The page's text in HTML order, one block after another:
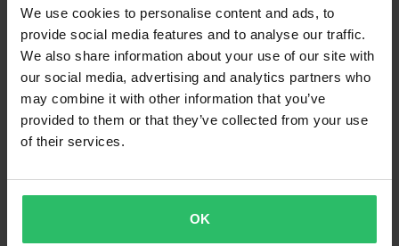
We use cookies to personalise content and ads, to
provide social media features and to analyse our traffic.
We also share information about your use of our site with
our social media, advertising and analytics partners who
may combine it with other information that you’ve
provided to them or that they’ve collected from your use
of their services.
OK
77 €
1 Arvostelut
Aluskerrospaita SIXS TS2L BT
Pitkähihainen Carbon White
72 €
1 Arvostelut
Aluskerrospaita SIXS TS3 V2 4
Huippuhinta! Huippuhinta!